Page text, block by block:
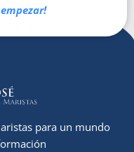
para un mundo